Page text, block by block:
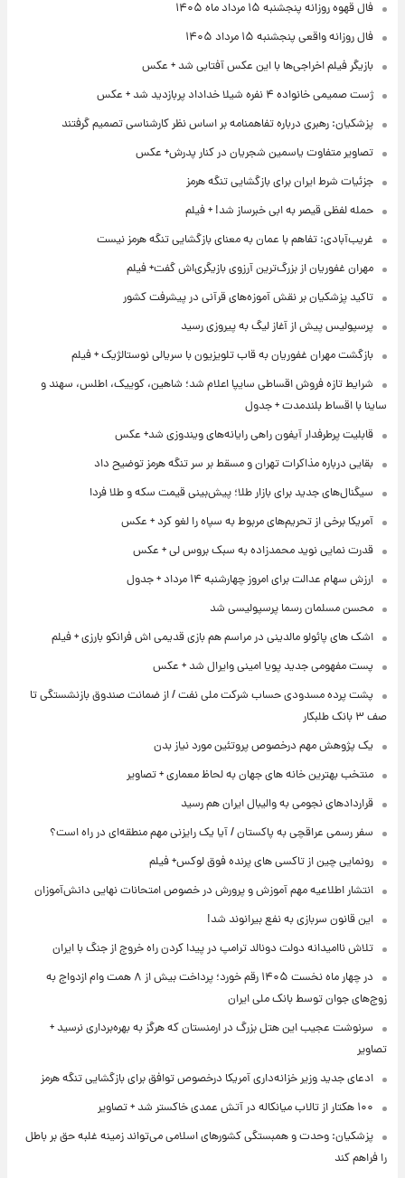
فال قهوه روزانه پنجشنبه ۱۵ مرداد ماه ۱۴۰۵
فال روزانه واقعی پنجشنبه ۱۵ مرداد ۱۴۰۵
بازیگر فیلم اخراجی‌ها با این عکس آفتابی شد + عکس
ژست صمیمی خانواده ۴ نفره شیلا خداداد پربازدید شد + عکس
پزشکیان: رهبری درباره تفاهمنامه بر اساس نظر کارشناسی تصمیم گرفتند
تصاویر متفاوت یاسمین شجریان در کنار پدرش+ عکس
جزئیات شرط ایران برای بازگشایی تنگه هرمز
حمله لفظی قیصر به ابی خبرساز شد! + فیلم
غریب‌آبادی: تفاهم با عمان به معنای بازگشایی تنگه هرمز نیست
مهران غفوریان از بزرگ‌ترین آرزوی بازیگری‌اش گفت+ فیلم
تاکید پزشکیان بر نقش آموزه‌های قرآنی در پیشرفت کشور
پرسپولیس پیش از آغاز لیگ به پیروزی رسید
بازگشت مهران غفوریان به قاب تلویزیون با سریالی نوستالژیک + فیلم
شرایط تازه فروش اقساطی سایپا اعلام شد؛ شاهین، کوییک، اطلس، سهند و
ساینا با اقساط بلندمدت + جدول
قابلیت پرطرفدار آیفون راهی رایانه‌های ویندوزی شد+ عکس
بقایی درباره مذاکرات تهران و مسقط بر سر تنگه هرمز توضیح داد
سیگنال‌های جدید برای بازار طلا؛ پیش‌بینی قیمت سکه و طلا فردا
آمریکا برخی از تحریم‌های مربوط به سپاه را لغو کرد + عکس
قدرت نمایی نوید محمدزاده به سبک بروس لی + عکس
ارزش سهام عدالت برای امروز چهارشنبه ۱۴ مرداد + جدول
محسن مسلمان رسما پرسپولیسی شد
اشک های پائولو مالدینی در مراسم هم بازی قدیمی اش فرانکو بارزی + فیلم
پست مفهومی جدید پویا امینی وایرال شد + عکس
پشت پرده‌ مسدودی حساب شرکت ملی نفت / از ضمانت صندوق بازنشستگی تا
صف ۳ بانک طلبکار
یک پژوهش مهم درخصوص پروتئین مورد نیاز بدن
منتخب بهترین خانه های جهان به لحاظ معماری + تصاویر
قراردادهای نجومی به والیبال ایران هم رسید
سفر رسمی عراقچی به پاکستان / آیا یک رایزنی مهم منطقه‌ای در راه است؟
رونمایی چین از تاکسی های پرنده فوق لوکس+ فیلم
انتشار اطلاعیه مهم آموزش و پرورش در خصوص امتحانات نهایی دانش‌آموزان
این قانون سربازی به نفع بیرانوند شد!
تلاش ناامیدانه‌ دولت دونالد ترامپ در پیدا کردن راه خروج از جنگ با ایران
در چهار ماه نخست ۱۴۰۵ رقم خورد؛ پرداخت بیش از ۸ همت وام ازدواج به
زوج‌های جوان توسط بانک ملی ایران
سرنوشت عجیب این هتل بزرگ در ارمنستان که هرگز به بهره‌برداری نرسید +
تصاویر
ادعای جدید وزیر خزانه‌داری آمریکا درخصوص توافق برای بازگشایی تنگه هرمز
۱۰۰ هکتار از تالاب میانکاله در آتش عمدی خاکستر شد + تصاویر
پزشکیان: وحدت و همبستگی کشورهای اسلامی می‌تواند زمینه غلبه حق بر باطل
را فراهم کند